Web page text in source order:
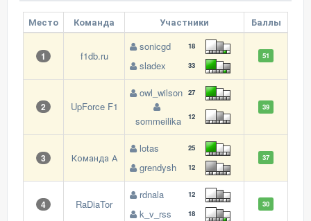
Место Команда Участники Баллы
1 f1db.ru
sonicgd 18
sladex 33
51
2 UpForce F1
owl_wilson 27
sommeilika 12
39
3 Команда А
lotas 25
grendysh 12
37
4 RaDiaTor
rdnala 12
k_v_rss 18
30